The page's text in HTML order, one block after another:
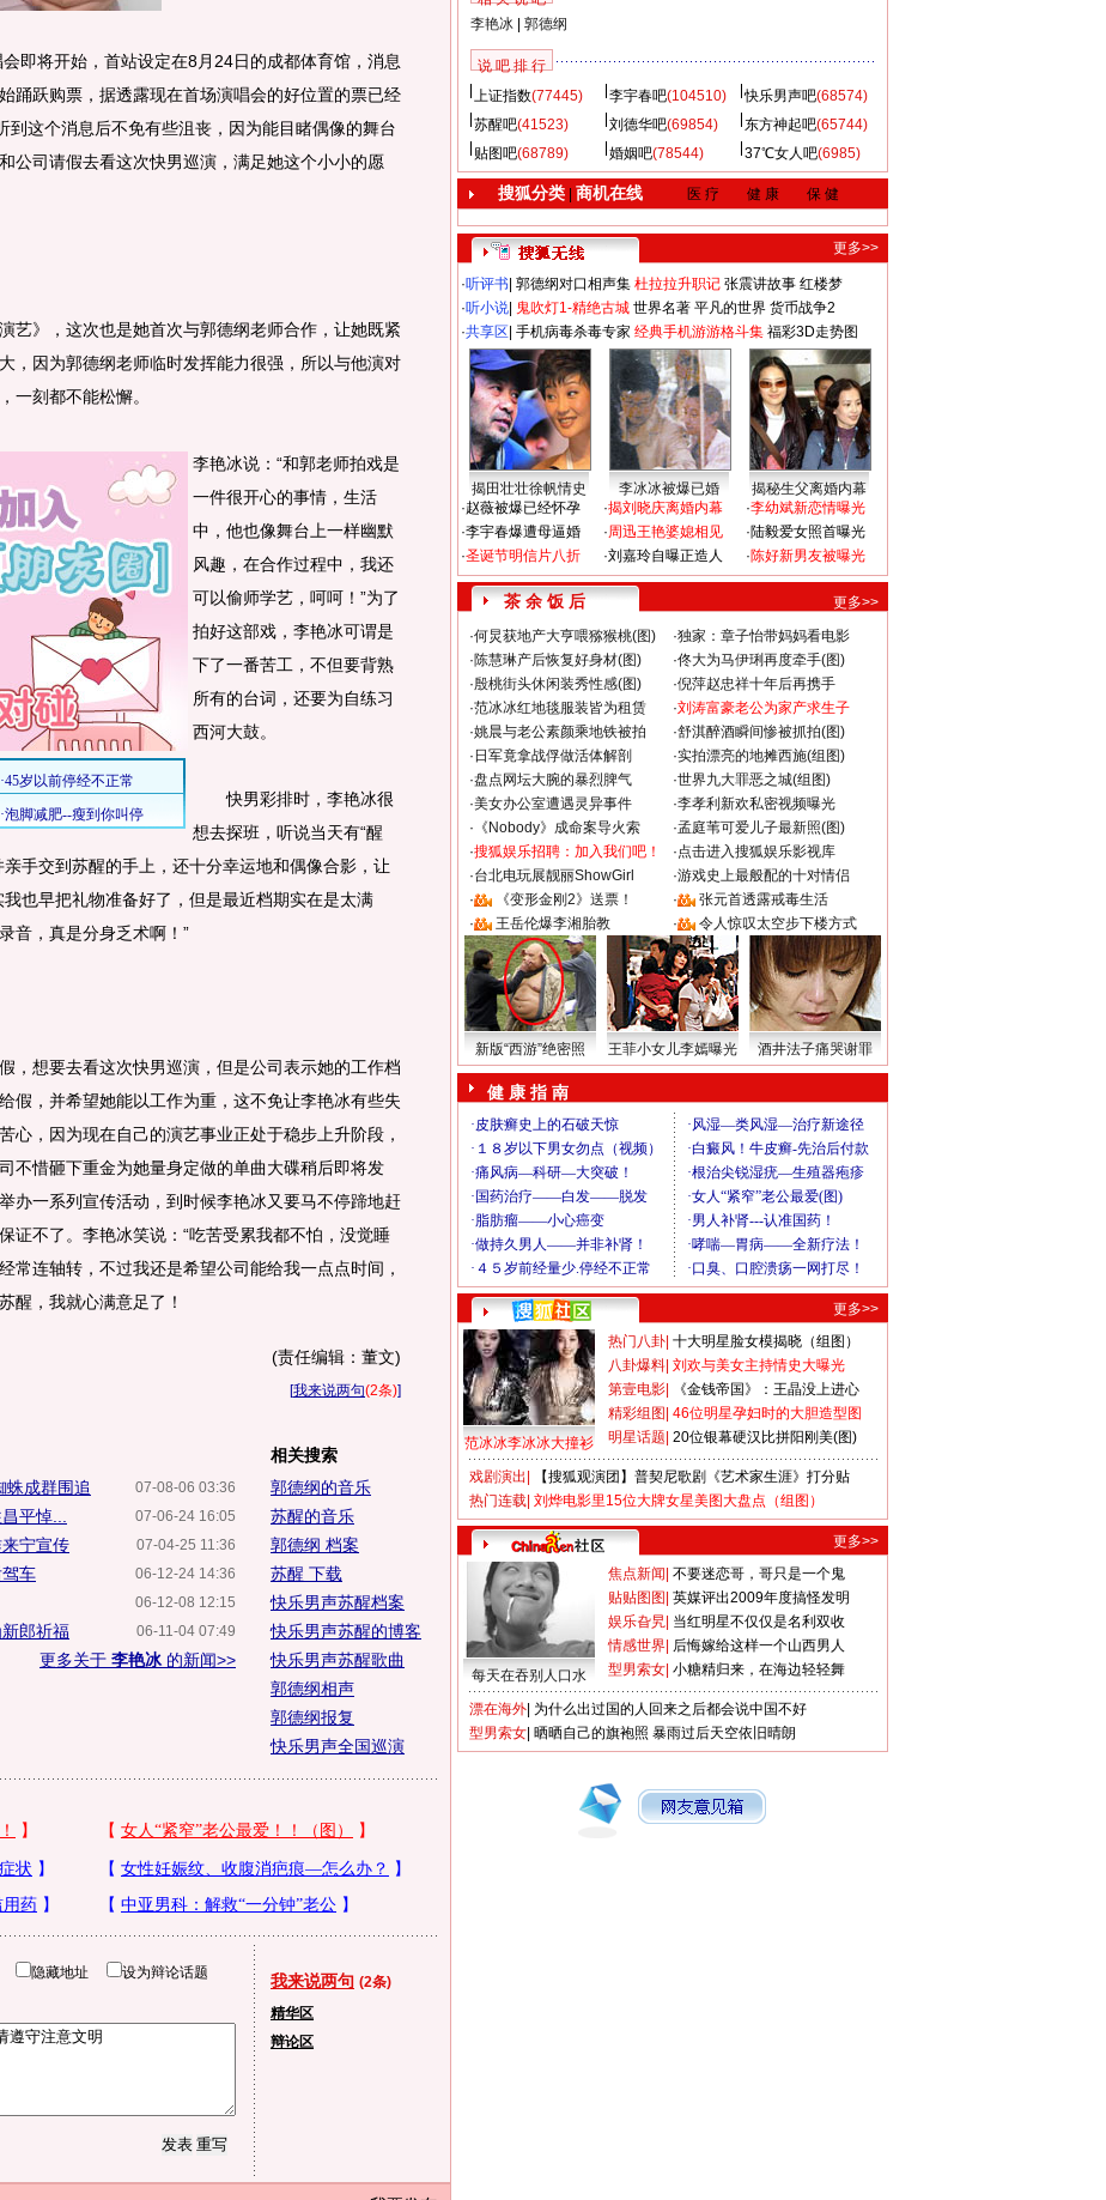
将开始，首站设定在8月24日的成都体育馆，消息
踊跃购票，据透露现在首场演唱会的好位置的票已经
到这个消息后不免有些沮丧，因为能目睹偶像的舞台
公司请假去看这次快男巡演，满足她这个小小的愿
》，这次也是她首次与郭德纲老师合作，让她既紧
，因为郭德纲老师临时发挥能力很强，所以与他演对
一刻都不能松懈。
李艳冰说：“和郭老师拍戏是
一件很开心的事情，生活
中，他也像舞台上一样幽默
风趣，在合作过程中，我还
可以偷师学艺，呵呵！”为了
拍好这部戏，李艳冰可谓是
下了一番苦工，不但要背熟
所有的台词，还要为自练习
西河大鼓。
快男彩排时，李艳冰很
想去探班，听说当天有“醒
手交到苏醒的手上，还十分幸运地和偶像合影，让
也早把礼物准备好了，但是最近档期实在是太满
音，真是分身乏术啊！”
想要去看这次快男巡演，但是公司表示她的工作档
假，并希望她能以工作为重，这不免让李艳冰有些失
心，因为现在自己的演艺事业正处于稳步上升阶段，
不惜砸下重金为她量身定做的单曲大碟稍后即将发
办一系列宣传活动，到时候李艳冰又要马不停蹄地赶
证不了。李艳冰笑说：“吃苦受累我都不怕，没觉睡
常连轴转，不过我还是希望公司能给我一点点时间，
醒，我就心满意足了！
(责任编辑：董文)
[我来说两句(2条)]
07-08-06 03:36
蛛成群围追
07-06-24 16:05
平悼...
07-04-25 11:36
来宁宣传
06-12-24 14:36
车
06-12-08 12:15
06-11-04 07:49
郎祈福
更多关于 李艳冰 的新闻>>
相关搜索
郭德纲的音乐
苏醒的音乐
郭德纲 档案
苏醒 下载
快乐男声苏醒档案
快乐男声苏醒的博客
快乐男声苏醒歌曲
郭德纲相声
郭德纲报复
快乐男声全国巡演
隐藏地址 设为辩论话题 我来说两句 (2条)
精华区
辩论区
李艳冰| 郭德纲
说 吧 排 行
上证指数(77445) 李宇春吧(104510) 快乐男声吧(68574)
苏醒吧(41523) 刘德华吧(69854) 东方神起吧(65744)
贴图吧(68789) 婚姻吧(78544) 37℃女人吧(6985)
搜狐分类| 商机在线 医 疗 健 康 保 健
更多>>
·听评书 郭德纲对口相声集 杜拉拉升职记 张震讲故事 红楼梦
·听小说 鬼吹灯1-精绝古城 世界名著 平凡的世界 货币战争2
·共享区 手机病毒杀毒专家 经典手机游游格斗集 福彩3D走势图
揭田壮壮徐帆情史 李冰冰被爆已婚
揭秘生父离婚内幕
·赵薇被爆已经怀孕
·李宇春爆遭母逼婚
·圣诞节明信片八折
·揭刘晓庆离婚内幕
·周迅王艳婆媳相见
·刘嘉玲自曝正造人
·李幼斌新恋情曝光
·陆毅爱女照首曝光
·陈好新男友被曝光
茶 余 饭 后
更多>>
·何炅获地产大亨喂猕猴桃(图) ·独家：章子怡带妈妈看电影
·陈慧琳产后恢复好身材(图) ·佟大为马伊琍再度牵手(图)
·殷桃街头休闲装秀性感(图) ·倪萍赵忠祥十年后再携手
·范冰冰红地毯服装皆为租赁 ·刘涛富豪老公为家产求生子
·姚晨与老公素颜乘地铁被拍 ·舒淇醉酒瞬间惨被抓拍(图)
· 日军竟拿战俘做活体解剖 ·实拍漂亮的地摊西施(组图)
·盘点网坛大腕的暴烈脾气 ·世界九大罪恶之城(组图)
·美女办公室遭遇灵异事件 ·李孝利新欢私密视频曝光
· 《Nobody》成命案导火索 ·孟庭苇可爱儿子最新照(图)
·搜狐娱乐招聘：加入我们吧！ ·点击进入搜狐娱乐影视库
·台北电玩展靓丽ShowGirl ·游戏史上最般配的十对情侣
·
《变形金刚2》送票！ ·
张元首透露戒毒生活
·
王岳伦爆李湘胎教 · 令人惊叹太空步下楼方式
新版“西游”绝密照 王菲小女儿李嫣曝光 酒井法子痛哭谢罪
健 康 指 南
更多>>
范冰冰李冰冰大撞衫
热门八卦 十大明星脸女模揭晓（组图）
八卦爆料 刘欢与美女主持情史大曝光
第壹电影
《金钱帝国》：王晶没上进心
精彩组图 46位明星孕妇时的大胆造型图
明星话题 20位银幕硬汉比拼阳刚美(图)
戏剧演出
【搜狐观演团】普契尼歌剧《艺术家生涯》打分贴
热门连载 刘烨电影里15位大牌女星美图大盘点（组图）
更多>>
每天在吞别人口水
焦点新闻 不要迷恋哥，哥只是一个鬼
贴贴图图 英媒评出2009年度搞怪发明
娱乐旮旯 当红明星不仅仅是名利双收
情感世界 后悔嫁给这样一个山西男人
型男索女 小糖精归来，在海边轻轻舞
漂在海外 为什么出过国的人回来之后都会说中国不好
型男索女 晒晒自己的旗袍照 暴雨过后天空依旧晴朗